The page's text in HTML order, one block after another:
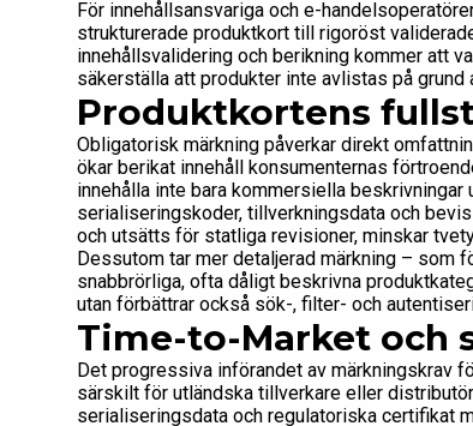
För innehållsansvariga och e-
strukturerade produktkort till rigoröst
innehållsvalidering och berikning kommer att
säkerställa att produkter inte avlistas på grund
Produktkortens
Obligatorisk märkning påverkar direkt
ökar berikat innehåll konsumenternas
innehålla inte bara kommersiella
serialiseringskoder, tillverkningsdata och
och utsätts för statliga revisioner, minskar
Dessutom tar mer detaljerad märkning –
snabbrörliga, ofta dåligt beskrivna
utan förbättrar också sök-, filter- och
Time-to-Market
Det progressiva införandet av märkningskrav
särskilt för utländska tillverkare eller
serialiseringsdata och regulatoriska certifikat